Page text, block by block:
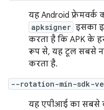
यह Android
apksigner इसका
करता है कि APK के
रूप से, यह टूल सबसे
करता है.
--rotation-min-sdk-
यह एपीआई का सबसे